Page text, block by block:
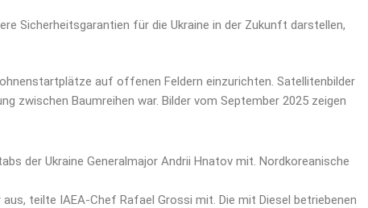
Sicherheitsgarantien für die Ukraine in der Zukunft darstellen,
auf offenen Feldern einzurichten. Satellitenbilder
zwischen Baumreihen war. Bilder vom September 2025 zeigen
der Ukraine Generalmajor Andrii Hnatov mit. Nordkoreanische
teilte IAEA-Chef Rafael Grossi mit. Die mit Diesel betriebenen